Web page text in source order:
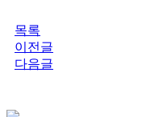
목록
이전글
다음글